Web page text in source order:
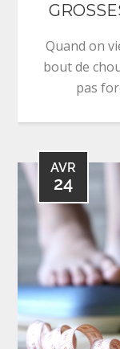
Quand on
bout de
pas
AVR
24